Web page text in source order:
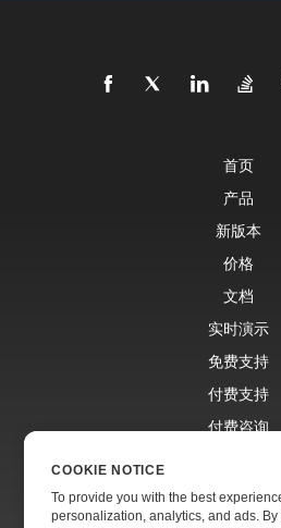
首页
产品
新版本
价格
文档
实时演示
免费支持
付费支持
付费咨询
网站
COOKIE NOTICE
To provide you with the best
personalization, analytics, and ads.